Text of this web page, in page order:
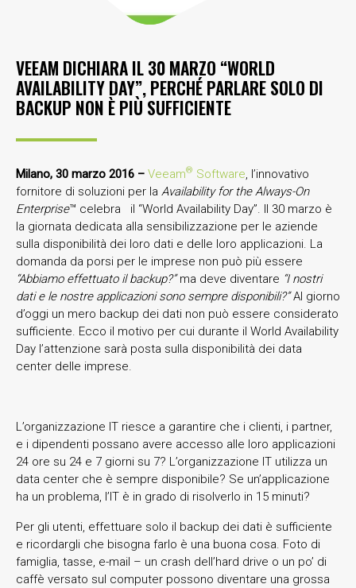
VEEAM DICHIARA IL 30 MARZO “WORLD
AVAILABILITY DAY”, PERCHÉ PARLARE SOLO DI
BACKUP NON È PIÙ SUFFICIENTE
Milano, 30 marzo 2016 – Veeam® Software, l’innovativo
fornitore di soluzioni per la Availability for the Always-On
Enterprise™ celebra il “World Availability Day”. Il 30 marzo è
la giornata dedicata alla sensibilizzazione per le aziende
sulla disponibilità dei loro dati e delle loro applicazioni. La
domanda da porsi per le imprese non può più essere
“Abbiamo effettuato il backup?”ma deve diventare “I nostri
dati e le nostre applicazioni sono sempre disponibili?”Al giorno
d’oggi un mero backup dei dati non può essere considerato
sufficiente. Ecco il motivo per cui durante il World Availability
Day l’attenzione sarà posta sulla disponibilità dei data
center delle imprese.
L’organizzazione IT riesce a garantire che i clienti, i partner,
e i dipendenti possano avere accesso alle loro applicazioni
24 ore su 24 e 7 giorni su 7? L’organizzazione IT utilizza un
data center che è sempre disponibile? Se un’applicazione
ha un problema, l’IT è in grado di risolverlo in 15 minuti?
Per gli utenti, effettuare solo il backup dei dati è sufficiente
e ricordargli che bisogna farlo è una buona cosa. Foto di
famiglia, tasse, e-mail – un crash dell’hard drive o un po’ di
caffè versato sul computer possono diventare una grossa